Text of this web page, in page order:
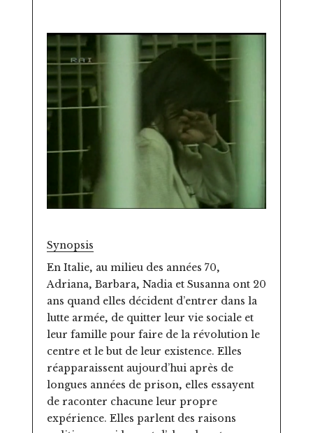
Synopsis
En Italie, au milieu des années 70,
Adriana, Barbara, Nadia et Susanna ont 20
ans quand elles décident d’entrer dans la
lutte armée, de quitter leur vie sociale et
leur famille pour faire de la révolution le
centre et le but de leur existence. Elles
réapparaissent aujourd’hui après de
longues années de prison, elles essayent
de raconter chacune leur propre
expérience. Elles parlent des raisons